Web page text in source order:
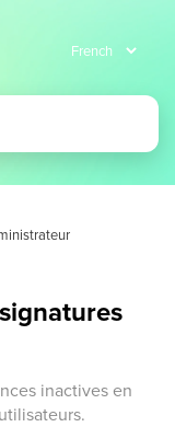
inactives en